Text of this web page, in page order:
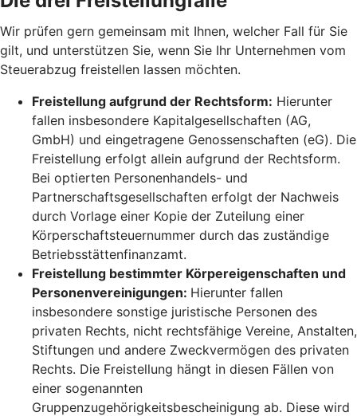
Wir prüfen gern gemeinsam mit Ihnen, welcher Fall für Sie
gilt, und unterstützen Sie, wenn Sie Ihr Unternehmen vom
Steuerabzug freistellen lassen möchten.
Freistellung aufgrund der Rechtsform: Hierunter
fallen insbesondere Kapitalgesellschaften (AG,
GmbH) und eingetragene Genossenschaften (eG). Die
Freistellung erfolgt allein aufgrund der Rechtsform.
Bei optierten Personenhandels- und
Partnerschaftsgesellschaften erfolgt der Nachweis
durch Vorlage einer Kopie der Zuteilung einer
Körperschaftsteuernummer durch das zuständige
Betriebsstättenfinanzamt.
Freistellung bestimmter Körpereigenschaften und
Personenvereinigungen: Hierunter fallen
insbesondere sonstige juristische Personen des
privaten Rechts, nicht rechtsfähige Vereine, Anstalten,
Stiftungen und andere Zweckvermögen des privaten
Rechts. Die Freistellung hängt in diesen Fällen von
einer sogenannten
Gruppenzugehörigkeitsbescheinigung ab. Diese wird